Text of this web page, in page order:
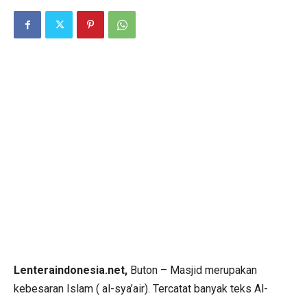
Lenteraindonesia.net, Buton – Masjid merupakan
kebesaran Islam ( al-sya’air). Tercatat banyak teks Al-